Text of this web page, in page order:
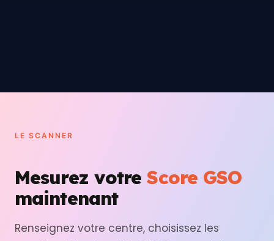
LE SCANNER
Mesurez votreScore GSO
maintenant
Renseignez votre centre, choisissez les